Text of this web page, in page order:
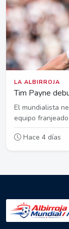
LA ALBIRROJA
Tim Payne
El mundialista
equipo
Hace 4 días